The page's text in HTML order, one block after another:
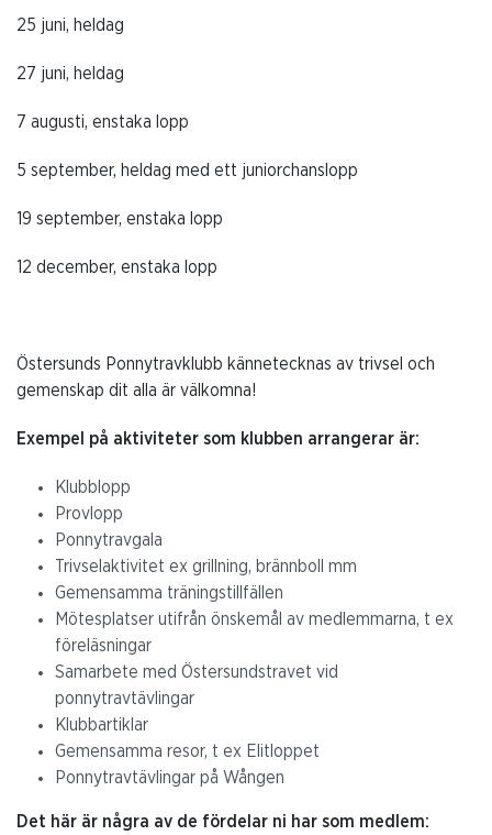
25 juni, heldag
27 juni, heldag
7 augusti, enstaka lopp
5 september, heldag med ett juniorchanslopp
19 september, enstaka lopp
12 december, enstaka lopp
Östersunds Ponnytravklubb kännetecknas av trivsel och
gemenskap dit alla är välkomna!
Exempel på aktiviteter som klubben arrangerar är:
Klubblopp
Provlopp
Ponnytravgala
Trivselaktivitet ex grillning, brännboll mm
Gemensamma träningstillfällen
Mötesplatser utifrån önskemål av medlemmarna, t ex
föreläsningar
Samarbete med Östersundstravet vid
ponnytravtävlingar
Klubbartiklar
Gemensamma resor, t ex Elitloppet
Ponnytravtävlingar på Wången
Det här är några av de fördelar ni har som medlem: